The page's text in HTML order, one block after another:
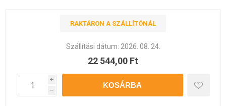
RAKTÁRON A SZÁLLÍTÓNÁL
Szállítási dátum: 2026. 08. 24.
22 544,00 Ft
i
h